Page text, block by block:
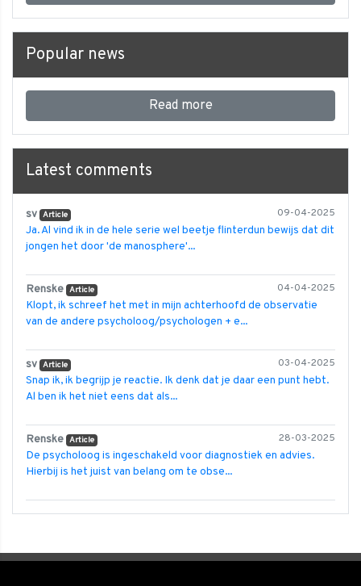
Popular news
Read more
Latest comments
09-04-2025
sv Article
Ja. Al vind ik in de hele serie wel beetje flinterdun bewijs dat dit
jongen het door 'de manosphere'...
04-04-2025
Renske Article
Klopt, ik schreef het met in mijn achterhoofd de observatie
van de andere psycholoog/psychologen + e...
03-04-2025
sv Article
Snap ik, ik begrijp je reactie. Ik denk dat je daar een punt hebt.
Al ben ik het niet eens dat als...
28-03-2025
Renske Article
De psycholoog is ingeschakeld voor diagnostiek en advies.
Hierbij is het juist van belang om te obse...